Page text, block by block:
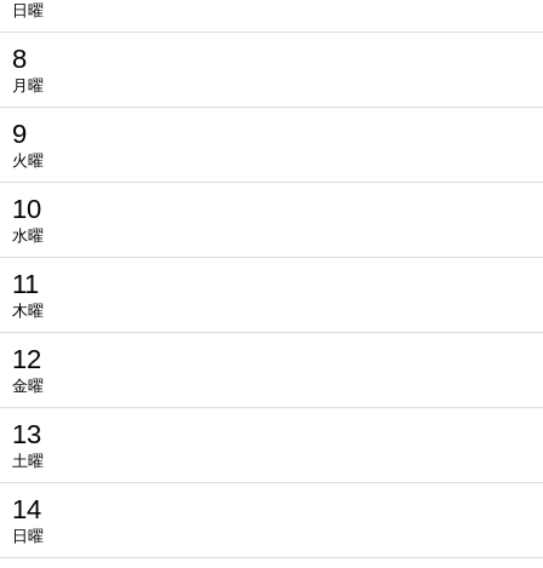
日曜
8
月曜
9
火曜
10
水曜
11
木曜
12
金曜
13
土曜
14
日曜